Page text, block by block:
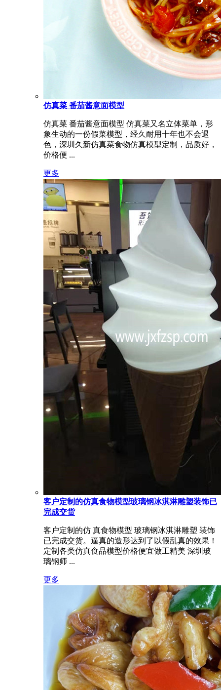
仿真菜 番茄酱意面模型
仿真菜 番茄酱意面模型 仿真菜又名立体菜单，形
象生动的一份假菜模型，经久耐用十年也不会退
色，深圳久新仿真菜食物仿真模型定制，品质好，
价格便 ...
更多
客户定制的仿真食物模型玻璃钢冰淇淋雕塑装饰已
完成交货
客户定制的仿 真食物模型 玻璃钢冰淇淋雕塑 装饰
已完成交货。逼真的造形达到了以假乱真的效果！
定制各类仿真食品模型价格便宜做工精美 深圳玻
璃钢师 ...
更多